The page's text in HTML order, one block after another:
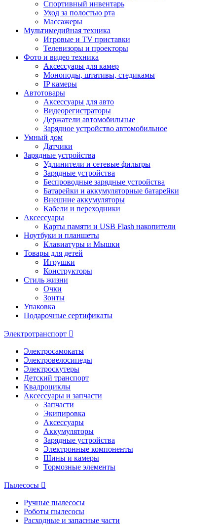
Спортивный инвентарь
Уход за полостью рта
Массажеры
Мультимедийная техника
Игровые и TV приставки
Телевизоры и проекторы
Фото и видео техника
Аксессуары для камер
Моноподы, штативы, стедикамы
IP камеры
Автотовары
Аксессуары для авто
Видеорегистраторы
Держатели автомобильные
Зарядное устройство автомобильное
Умный дом
Датчики
Зарядные устройства
Удлинители и сетевые фильтры
Зарядные устройства
Беспроводные зарядные устройства
Батарейки и аккумуляторные батарейки
Внешние аккумуляторы
Кабели и переходники
Аксессуары
Карты памяти и USB Flash накопители
Ноутбуки и планшеты
Клавиатуры и Мышки
Товары для детей
Игрушки
Конструкторы
Стиль жизни
Очки
Зонты
Упаковка
Подарочные сертификаты
Электротранспорт
Электросамокаты
Электровелосипеды
Электроскутеры
Детский транспорт
Квадроциклы
Аксессуары и запчасти
Запчасти
Экипировка
Аксессуары
Аккумуляторы
Зарядные устройства
Электронные компоненты
Шины и камеры
Тормозные элементы
Пылесосы
Ручные пылесосы
Роботы пылесосы
Расходные и запасные части